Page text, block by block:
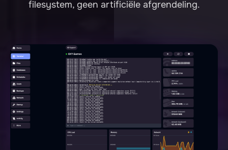
filesystem, geen artificiële afgrendeling.